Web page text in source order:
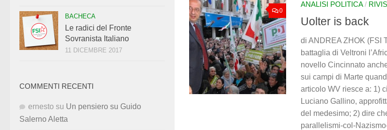
0
ANALISI POLITICA/
Uolter is back
di ANDREA ZHOK (FSI
battaglia di Veltroni
novello Cincinnato
sui campi di Marte
articolo WV riesce a: 1)
Luciano Gallino,
del medesimo; 2) dire
parallelismi-col-
BACHECA
Le radici del Fronte
Sovranista Italiano
11 DICEMBRE 2017
COMMENTI RECENTI
ernesto su Un pensiero su Guido
Salerno Aletta